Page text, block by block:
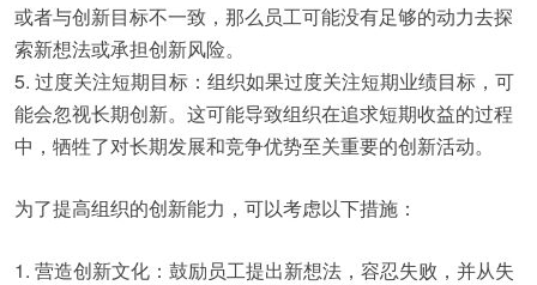
或者与创新目标不一致，那么员工可能没有足够的动力去探
索新想法或承担创新风险。
5. 过度关注短期目标：组织如果过度关注短期业绩目标，可
能会忽视长期创新。这可能导致组织在追求短期收益的过程
中，牺牲了对长期发展和竞争优势至关重要的创新活动。
为了提高组织的创新能力，可以考虑以下措施：
1. 营造创新文化：鼓励员工提出新想法，容忍失败，并从失